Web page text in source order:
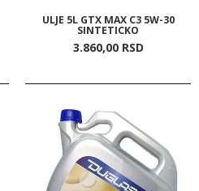
ULJE 5L GTX MAX C3 5W-30
SINTETICKO
3.860,00 RSD